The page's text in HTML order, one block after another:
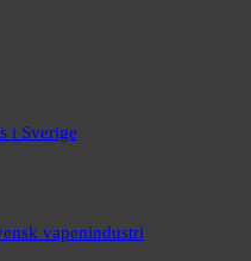
i Sverige
vapenindustri